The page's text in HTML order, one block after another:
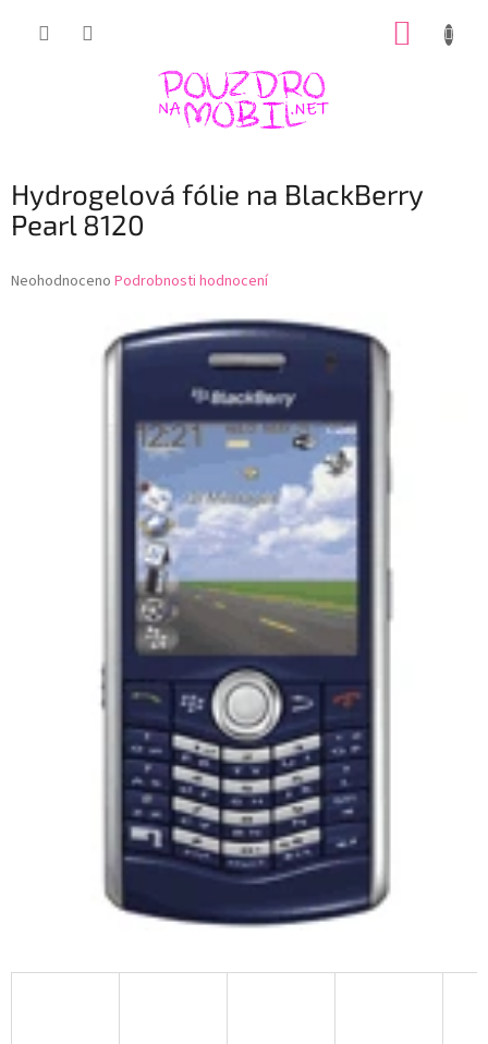
Hydrogelová fólie na BlackBerry
Pearl 8120
Průměrné
Neohodnoceno Podrobnosti hodnocení